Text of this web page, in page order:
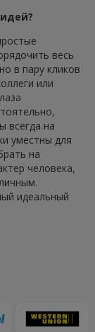
весь
в пару кликов
или
всегда на
уместны для
на
человека,
идеальный